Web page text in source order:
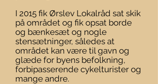
I 2015 fik Ørslev Lokalråd sat skik
på området og fik opsat borde
og bænkesæt og nogle
stensætninger, således at
området kan være til gavn og
glæde for byens befolkning,
forbipasserende cykelturister og
mange andre.